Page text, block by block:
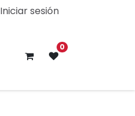
Iniciar sesión
0